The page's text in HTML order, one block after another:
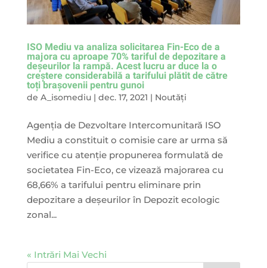
ISO Mediu va analiza solicitarea Fin-Eco de a
majora cu aproape 70% tariful de depozitare a
deșeurilor la rampă. Acest lucru ar duce la o
creștere considerabilă a tarifului plătit de către
toți brașovenii pentru gunoi
de A_isomediu| dec. 17, 2021 | Noutăți
Agenția de Dezvoltare Intercomunitară ISO
Mediu a constituit o comisie care ar urma să
verifice cu atenție propunerea formulată de
societatea Fin-Eco, ce vizează majorarea cu
68,66% a tarifului pentru eliminare prin
depozitare a deşeurilor în Depozit ecologic
zonal...
« Intrări Mai Vechi